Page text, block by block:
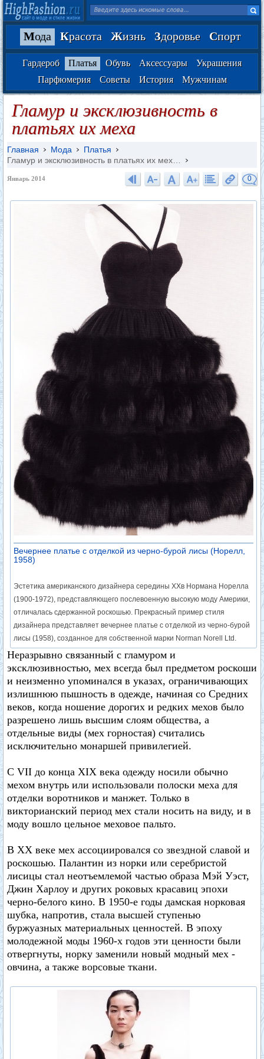
Мода Красота Жизнь Здоровье Спорт
Гардероб Платья Обувь Аксессуары
Украшения
Парфюмерия
Советы История Мужчинам
Гламур и эксклюзивность в
платьях их меха
Главная Мода
Платья
Гламур и эксклюзивность в платьях их мех…
Январь 2014 0
Вечернее платье с отделкой из черно-бурой лисы (Норелл,
1958)
Эстетика американского дизайнера середины XXв Нормана Норелла
(1900-1972), представляющего послевоенную высокую моду Америки,
отличалась сдержанной роскошью. Прекрасный пример стиля
дизайнера представляет вечернее платье с отделкой из черно-бурой
лисы (1958), созданное для собственной марки Norman Norell Ltd.
Неразрывно связанный с гламуром и
эксклюзивностью, мех всегда был предметом роскоши
и неизменно упоминался в указах, ограничивающих
излишнюю пышность в одежде, начиная со Средних
веков, когда ношение дорогих и редких мехов было
разрешено лишь высшим слоям общества, а
отдельные виды (мех горностая) считались
исключительно монаршей привилегией.
С VII до конца XIX века одежду носили обычно
мехом внутрь или использовали полоски меха для
отделки воротников и манжет. Только в
викторианский период мех стали носить на виду, и в
моду вошло цельное меховое пальто.
В XX веке мех ассоциировался со звездной славой и
роскошью. Палантин из норки или серебристой
лисицы стал неотъемлемой частью образа Мэй Уэст,
Джин Харлоу и других роковых красавиц эпохи
черно-белого кино. В 1950-е годы дамская норковая
шубка, напротив, стала высшей ступенью
буржуазных материальных ценностей. В эпоху
молодежной моды 1960-х годов эти ценности были
отвергнуты, норку заменили новый модный мех -
овчина, а также ворсовые ткани.